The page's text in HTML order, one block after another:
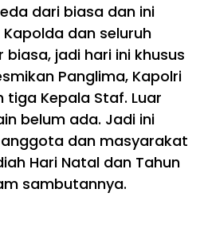
dari biasa dan ini
dan seluruh
jadi hari ini khusus
Panglima, Kapolri
Kepala Staf. Luar
belum ada. Jadi ini
dan masyarakat
Hari Natal dan Tahun
sambutannya.